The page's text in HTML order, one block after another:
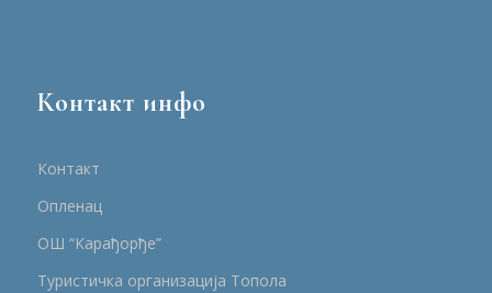
Контакт инфо
Контакт
Опленац
ОШ “Карађорђе”
Туристичка организација Топола